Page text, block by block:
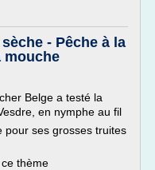
- Pêche à la
mouche
Belge a testé la
en nymphe au fil
pour ses grosses truites
thème